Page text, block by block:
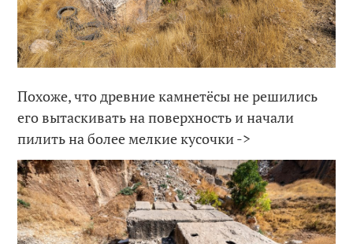
Похоже, что древние камнетёсы не решились
его вытаскивать на поверхность и начали
пилить на более мелкие кусочки ->